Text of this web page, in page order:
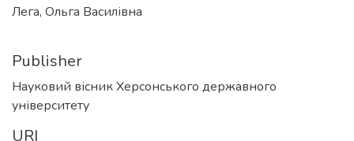
Лега, Ольга Василівна
Publisher
Науковий вісник Херсонського державного
університету
URI